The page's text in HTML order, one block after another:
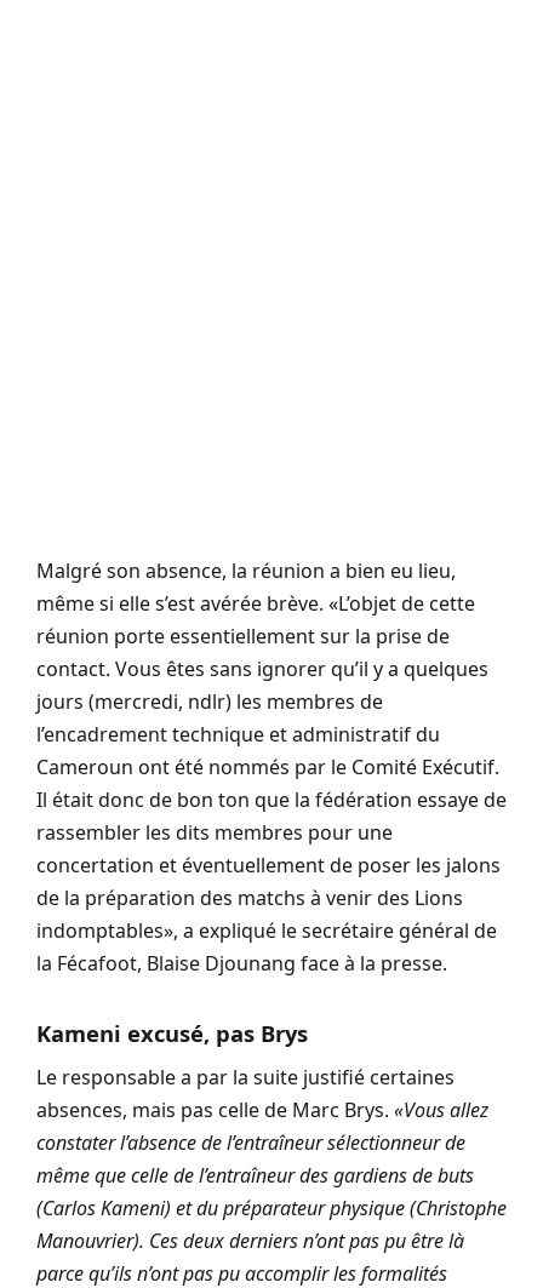
Malgré son absence, la réunion a bien eu lieu,
même si elle s’est avérée brève. «L’objet de cette
réunion porte essentiellement sur la prise de
contact. Vous êtes sans ignorer qu’il y a quelques
jours (mercredi, ndlr) les membres de
l’encadrement technique et administratif du
Cameroun ont été nommés par le Comité Exécutif.
Il était donc de bon ton que la fédération essaye de
rassembler les dits membres pour une
concertation et éventuellement de poser les jalons
de la préparation des matchs à venir des Lions
indomptables», a expliqué le secrétaire général de
la Fécafoot, Blaise Djounang face à la presse.
Kameni excusé, pas Brys
Le responsable a par la suite justifié certaines
absences, mais pas celle de Marc Brys. «Vous allez
constater l’absence de l’entraîneur sélectionneur de
même que celle de l’entraîneur des gardiens de buts
(Carlos Kameni) et du préparateur physique (Christophe
Manouvrier). Ces deux derniers n’ont pas pu être là
parce qu’ils n’ont pas pu accomplir les formalités